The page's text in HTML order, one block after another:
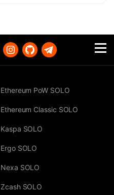
Ethereum PoW SOLO
Ethereum Classic SOLO
Kaspa SOLO
Ergo SOLO
Nexa SOLO
Zcash SOLO